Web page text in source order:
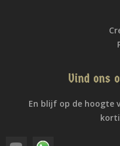
Vind ons
En blijf op de hoogte